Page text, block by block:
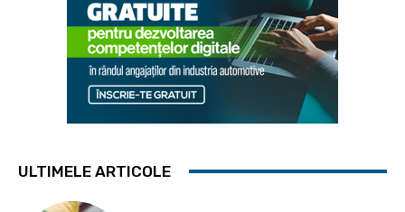
ULTIMELE ARTICOLE